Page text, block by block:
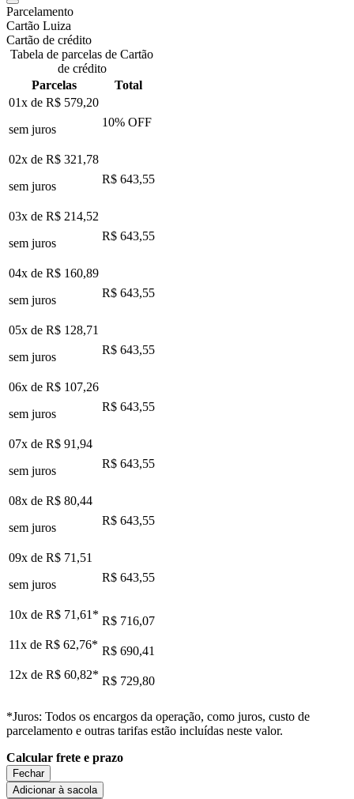
Parcelamento
Cartão Luiza
Cartão de crédito
Tabela de parcelas de Cartão
de crédito
Parcelas
Total
01x de R$ 579,20
sem juros
10% OFF
02x de R$ 321,78
sem juros
R$ 643,55
03x de R$ 214,52
sem juros
R$ 643,55
04x de R$ 160,89
sem juros
R$ 643,55
05x de R$ 128,71
sem juros
R$ 643,55
06x de R$ 107,26
sem juros
R$ 643,55
07x de R$ 91,94
sem juros
R$ 643,55
08x de R$ 80,44
sem juros
R$ 643,55
09x de R$ 71,51
sem juros
R$ 643,55
10x de R$ 71,61 * R$ 716,07
11x de R$ 62,76* R$ 690,41
12x de R$ 60,82* R$ 729,80
*Juros: Todos os encargos da operação, como juros, custo de
parcelamento e outras tarifas estão incluídas neste valor.
Calcular frete e prazo
Fechar
Adicionar à sacola